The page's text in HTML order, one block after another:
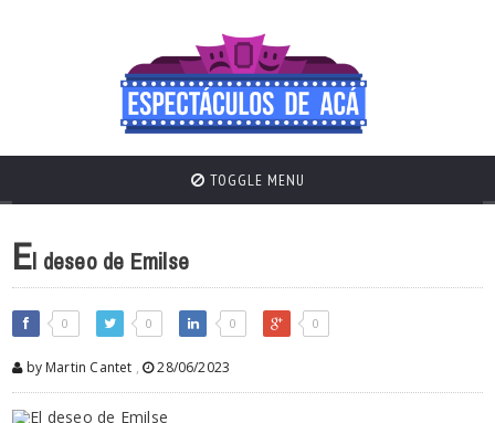
TOGGLE MENU
El deseo de Emilse
0 0 0 0
by Martin Cantet , 28/06/2023